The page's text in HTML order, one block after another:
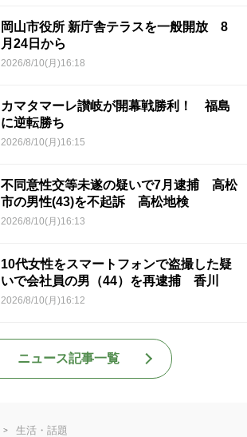
岡山市役所 新庁舎テラスを一般開放 8
月24日から
2026/8/10(月)16:18
カマタマーレ讃岐が開幕戦勝利！ 福島
に逆転勝ち
2026/8/10(月)16:15
不同意性交等未遂の疑いで7月逮捕 高松
市の男性(43)を不起訴 高松地検
2026/8/10(月)16:13
10代女性をスマートフォンで盗撮した疑
いで会社員の男（44）を再逮捕 香川
2026/8/10(月)16:12
ニュース記事一覧
生活・話題